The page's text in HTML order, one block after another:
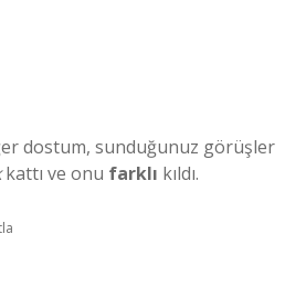
dostum, sunduğunuz görüşler
kattı ve onu farklı kıldı.